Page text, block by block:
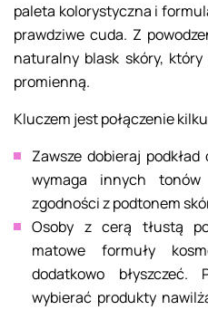
paleta kolorystyczna i
prawdziwe cuda. Z
naturalny blask skóry,
promienną.
Kluczem jest połączenie
Zawsze dobieraj
wymaga innych
zgodności z podtonem
Osoby z cerą tłustą
matowe formuły
dodatkowo
wybierać produkty